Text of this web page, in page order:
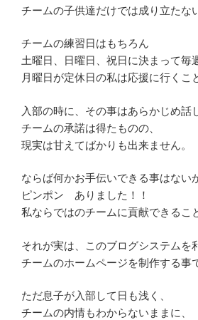
チームの子供達だけでは成り立たな
チームの練習日はもちろん
土曜日、日曜日、祝日に決まって毎
月曜日が定休日の私は応援に行くこ
入部の時に、その事はあらかじめ話
チームの承諾は得たものの、
現実は甘えてばかりも出来ません。
ならば何かお手伝いできる事はない
ピンポン ありました！！
私ならではのチームに貢献できるこ
それが実は、このブログシステムを
チームのホームページを制作する事
ただ息子が入部して日も浅く、
チームの内情もわからないままに、